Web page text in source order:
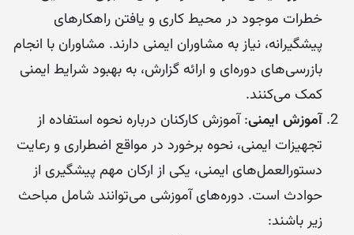
خطرات موجود در محیط کاری و یافتن راهکارهای
پیشگیرانه، نیاز به مشاوران ایمنی دارند. مشاوران با انجام
بازرسی‌های دوره‌ای و ارائه گزارش، به بهبود شرایط ایمنی
کمک می‌کنند.
آموزش ایمنی: آموزش کارکنان درباره نحوه استفاده از
تجهیزات ایمنی، نحوه برخورد در مواقع اضطراری و رعایت
دستورالعمل‌های ایمنی، یکی از ارکان مهم پیشگیری از
حوادث است. دوره‌های آموزشی می‌توانند شامل مباحث
زیر باشند: